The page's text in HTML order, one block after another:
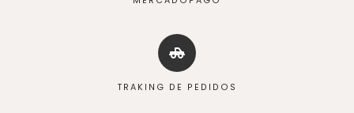
TRAKING DE PEDIDOS